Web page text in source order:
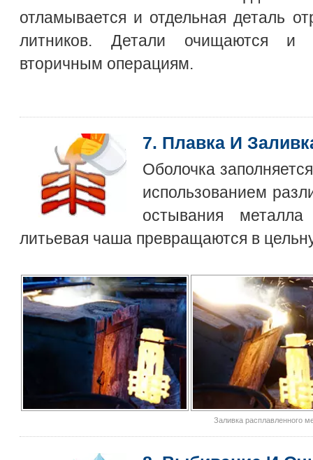
отламывается и отдельная деталь
литников. Детали очищаются и
вторичным операциям.
7. Плавка И
Оболочка
использованием
остывания
литьевая чаша превращаются в
Заливка расплавленного